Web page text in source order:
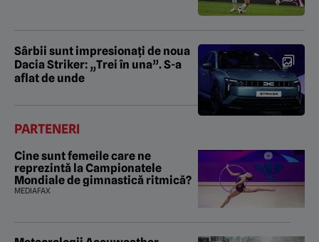
Sârbii sunt impresionați de noua
Dacia Striker: „Trei în una”. S-a
aflat de unde
PARTENERI
Cine sunt femeile care ne
reprezintă la Campionatele
Mondiale de gimnastică ritmică?
MEDIAFAX